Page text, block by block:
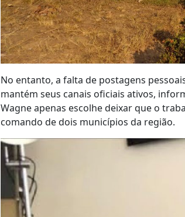
No entanto, a falta de postagens
mantém seus canais oficiais ativos,
Wagne apenas escolhe deixar que o
comando de dois municípios da região.